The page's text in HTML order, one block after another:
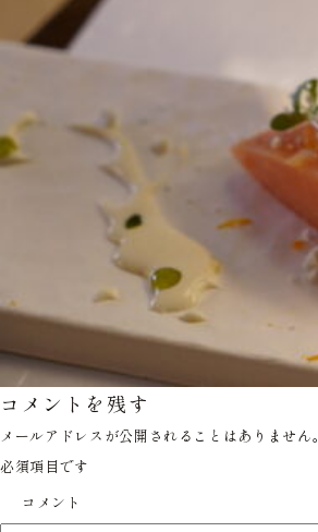
コメントを残す
メールアドレスが公開されることはありません。
必須項目です
コメント